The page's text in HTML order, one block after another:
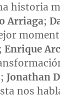
historia
Arriaga;
Enrique
Jonathan
nos